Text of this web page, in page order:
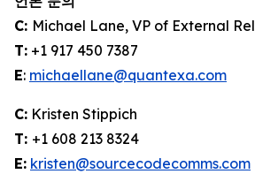
C: Michael Lane, VP of External
T: +1 917 450 7387
E: michaellane@quantexa.com
C: Kristen Stippich
T: +1 608 213 8324
E: kristen@sourcecodecomms.com